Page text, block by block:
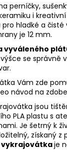
perníčky,
i
hladké a čisté
je 12 mm.
vyváleného
se správně
Vám zde
návod na
jsou
PLA plastu s
Je šetrný k
získaný z
vykrajovátkaje